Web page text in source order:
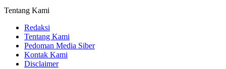
Tentang Kami
Redaksi
Tentang Kami
Pedoman Media Siber
Kontak Kami
Disclaimer